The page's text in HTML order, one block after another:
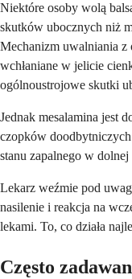
Niektóre osoby wolą
skutków ubocznych niż
Mechanizm uwalniania z
wchłaniane w jelicie
ogólnoustrojowe skutki
Jednak mesalamina jest
czopków
stanu zapalnego w
Lekarz weźmie pod
nasilenie i reakcja na
lekami. To, co działa
Często